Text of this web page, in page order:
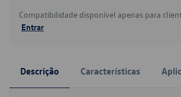
Compatibilidade disponível apenas para
Entrar
Descrição Características